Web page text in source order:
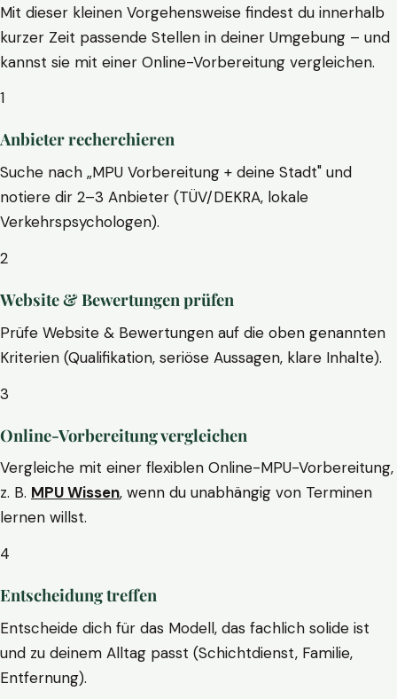
Mit dieser kleinen Vorgehensweise findest du innerhalb
kurzer Zeit passende Stellen in deiner Umgebung – und
kannst sie mit einer Online-Vorbereitung vergleichen.
1
Anbieter recherchieren
Suche nach „MPU Vorbereitung + deine Stadt" und
notiere dir 2–3 Anbieter (TÜV/DEKRA, lokale
Verkehrspsychologen).
2
Website & Bewertungen prüfen
Prüfe Website & Bewertungen auf die oben genannten
Kriterien (Qualifikation, seriöse Aussagen, klare Inhalte).
3
Online-Vorbereitung vergleichen
Vergleiche mit einer flexiblen Online-MPU-Vorbereitung,
z. B. MPU Wissen, wenn du unabhängig von Terminen
lernen willst.
4
Entscheidung treffen
Entscheide dich für das Modell, das fachlich solide ist
und zu deinem Alltag passt (Schichtdienst, Familie,
Entfernung).